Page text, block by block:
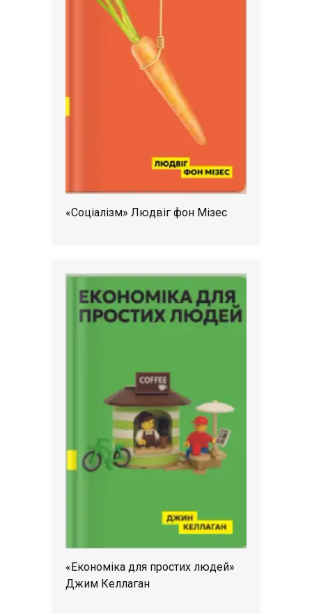
«Соціалізм» Людвіг фон Мізес
«Економіка для простих людей»
Джим Келлаган